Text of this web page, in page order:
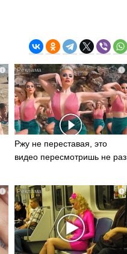
i i
Ржу не переставая, это
видео пересмотришь не раз
i i